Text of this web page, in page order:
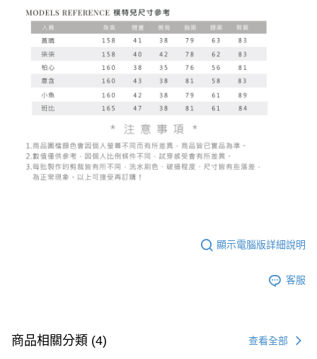
顯示電腦版詳細說明
客服
商品相關分類 (4) 查看全部